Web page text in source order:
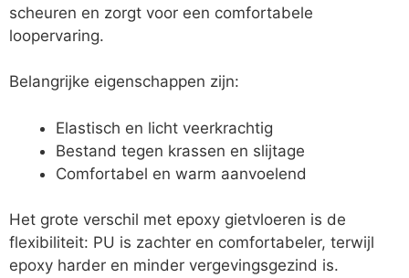
scheuren en zorgt voor een comfortabele
loopervaring.
Belangrijke eigenschappen zijn:
Elastisch en licht veerkrachtig
Bestand tegen krassen en slijtage
Comfortabel en warm aanvoelend
Het grote verschil met epoxy gietvloeren is de
flexibiliteit: PU is zachter en comfortabeler, terwijl
epoxy harder en minder vergevingsgezind is.